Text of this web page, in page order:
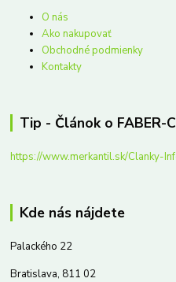
O nás
Ako nakupovať
Obchodné podmienky
Kontakty
Tip - Článok o
https://www.merkantil.sk/Clanky-
Kde nás nájdete
Palackého 22
Bratislava, 811 02